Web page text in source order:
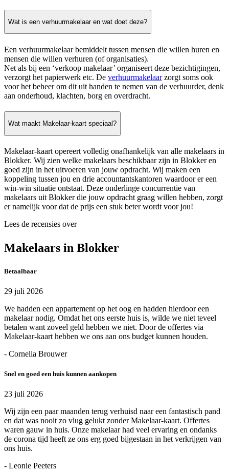
Wat is een verhuurmakelaar en wat doet deze?
Een verhuurmakelaar bemiddelt tussen mensen die willen huren en
mensen die willen verhuren (of organisaties).
Net als bij een ‘verkoop makelaar’ organiseert deze bezichtigingen,
verzorgt het papierwerk etc. De verhuurmakelaarzorgt soms ook
voor het beheer om dit uit handen te nemen van de verhuurder, denk
aan onderhoud, klachten, borg en overdracht.
Wat maakt Makelaar-kaart speciaal?
Makelaar-kaart opereert volledig onafhankelijk van alle makelaars in
Blokker. Wij zien welke makelaars beschikbaar zijn in Blokker en
goed zijn in het uitvoeren van jouw opdracht. Wij maken een
koppeling tussen jou en drie accountantskantoren waardoor er een
win-win situatie ontstaat. Deze onderlinge concurrentie van
makelaars uit Blokker die jouw opdracht graag willen hebben, zorgt
er namelijk voor dat de prijs een stuk beter wordt voor jou!
Lees de recensies over
Makelaars in Blokker
Betaalbaar
29 juli 2026
We hadden een appartement op het oog en hadden hierdoor een
makelaar nodig. Omdat het ons eerste huis is, wilde we niet teveel
betalen want zoveel geld hebben we niet. Door de offertes via
Makelaar-kaart hebben we ons aan ons budget kunnen houden.
- Cornelia Brouwer
Snel en goed een huis kunnen aankopen
23 juli 2026
Wij zijn een paar maanden terug verhuisd naar een fantastisch pand
en dat was nooit zo vlug gelukt zonder Makelaar-kaart. Offertes
waren gauw in huis. Onze makelaar had veel ervaring en ondanks
de corona tijd heeft ze ons erg goed bijgestaan in het verkrijgen van
ons huis.
- Leonie Peeters